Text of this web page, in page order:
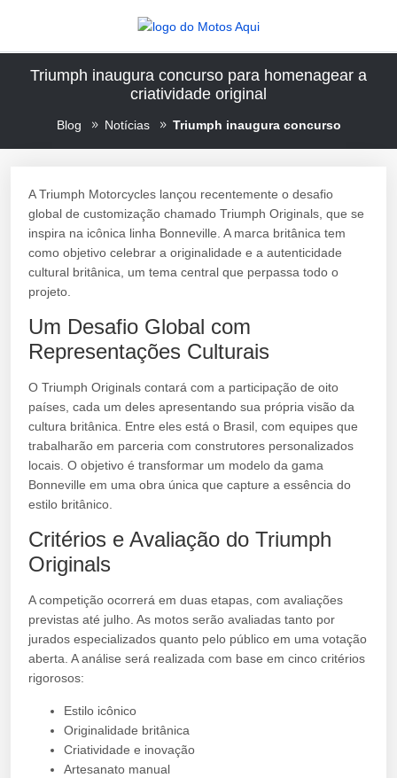
Triumph inaugura concurso para homenagear a
criatividade original
Blog Notícias Triumph inaugura concurso
A Triumph Motorcycles lançou recentemente o desafio
global de customização chamado Triumph Originals, que se
inspira na icônica linha Bonneville. A marca britânica tem
como objetivo celebrar a originalidade e a autenticidade
cultural britânica, um tema central que perpassa todo o
projeto.
Um Desafio Global com
Representações Culturais
O Triumph Originals contará com a participação de oito
países, cada um deles apresentando sua própria visão da
cultura britânica. Entre eles está o Brasil, com equipes que
trabalharão em parceria com construtores personalizados
locais. O objetivo é transformar um modelo da gama
Bonneville em uma obra única que capture a essência do
estilo britânico.
Critérios e Avaliação do Triumph
Originals
A competição ocorrerá em duas etapas, com avaliações
previstas até julho. As motos serão avaliadas tanto por
jurados especializados quanto pelo público em uma votação
aberta. A análise será realizada com base em cinco critérios
rigorosos:
Estilo icônico
Originalidade britânica
Criatividade e inovação
Artesanato manual